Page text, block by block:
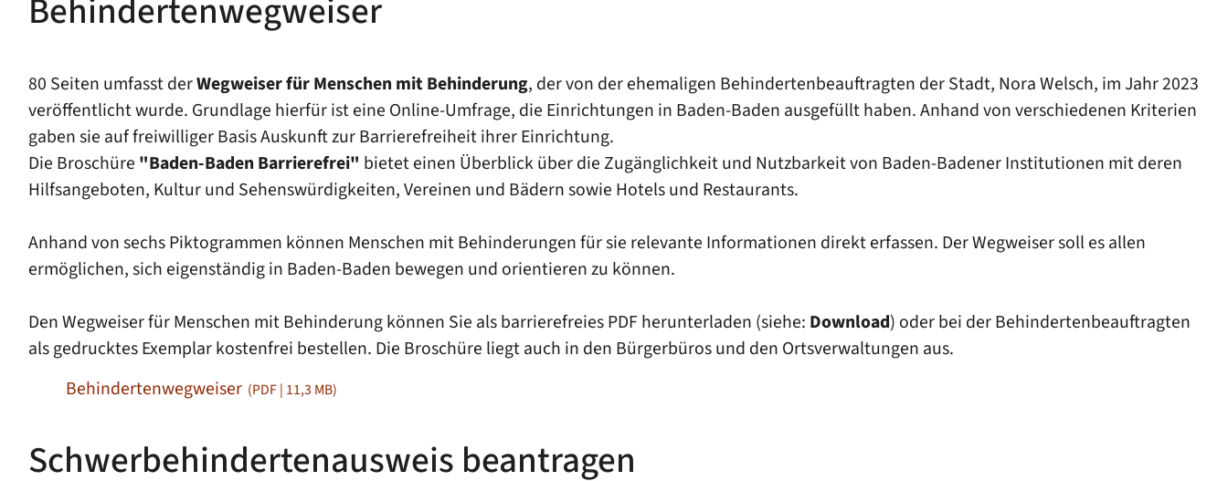
Behindertenwegweiser
80 Seiten umfasst derWegweiser für Menschen mit Behinderung, der von der ehemaligen Behindertenbeauftragten der Stadt, Nora Welsch, im Jahr 2023
veröffentlicht wurde. Grundlage hierfür ist eine Online-Umfrage, die Einrichtungen in Baden-Baden ausgefüllt haben. Anhand von verschiedenen Kriterien
gaben sie auf freiwilliger Basis Auskunft zur Barrierefreiheit ihrer Einrichtung.
Die Broschüre "Baden-Baden Barrierefrei" bietet einen Überblick über die Zugänglichkeit und Nutzbarkeit von Baden-Badener Institutionen mit deren
Hilfsangeboten, Kultur und Sehenswürdigkeiten, Vereinen und Bädern sowie Hotels und Restaurants.
Anhand von sechs Piktogrammen können Menschen mit Behinderungen für sie relevante Informationen direkt erfassen. Der Wegweiser soll es allen
ermöglichen, sich eigenständig in Baden-Baden bewegen und orientieren zu können.
Den Wegweiser für Menschen mit Behinderung können Sie als barrierefreies PDF herunterladen (siehe: Download) oder bei der Behindertenbeauftragten
als gedrucktes Exemplar kostenfrei bestellen. Die Broschüre liegt auch in den Bürgerbüros und den Ortsverwaltungen aus.
Behindertenwegweiser (PDF | 11,3 MB)
Schwerbehindertenausweis beantragen